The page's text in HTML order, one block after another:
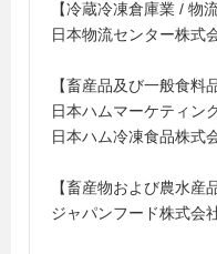
【冷蔵冷凍倉庫業 / 物
日本物流センター株式
【畜産品及び一般食料
日本ハムマーケティン
日本ハム冷凍食品株式
【畜産物および農水産
ジャパンフード株式会